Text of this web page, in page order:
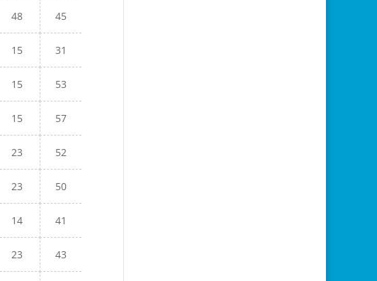
48 45
15 31
15 53
15 57
23 52
23 50
14 41
23 43